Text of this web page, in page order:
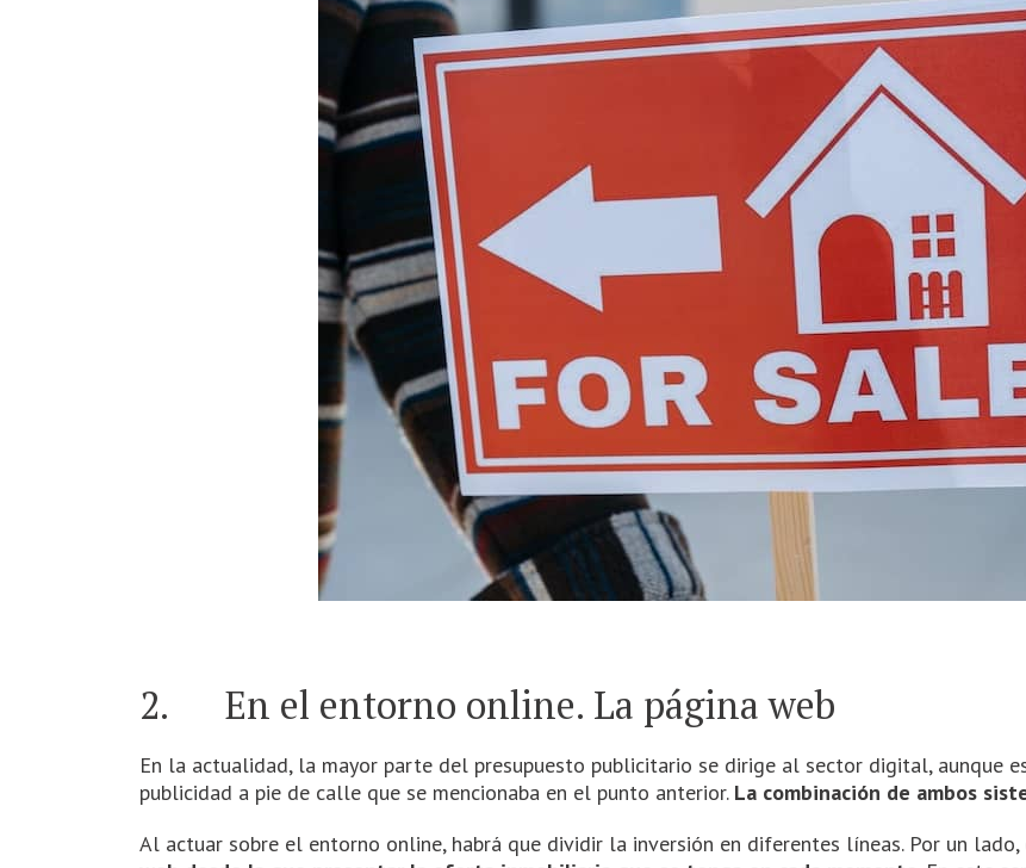
2. En el entorno online. La página web
En la actualidad, la mayor parte del presupuesto publicitario se dirige al sector digital, aunque
publicidad a pie de calle que se mencionaba en el punto anterior. La combinación de ambos
Al actuar sobre el entorno online, habrá que dividir la inversión en diferentes líneas. Por un lado,